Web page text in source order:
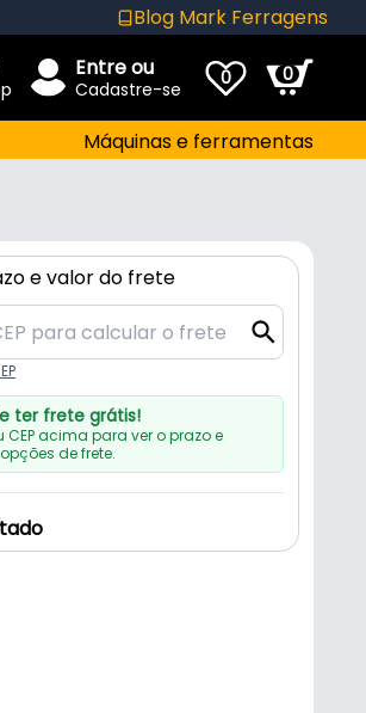
Blog Mark Ferragens
Entre ou
Cadastre-se 0 0
Máquinas e ferramentas
e valor do frete
ter frete grátis!
CEP acima para ver o prazo e
de frete.